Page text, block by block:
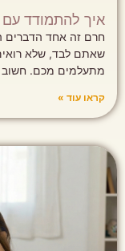
איך להתמודד
חרם זה אחד הדברים
שאתם לבד, שלא
מתעלמים מכם.
קראו עוד »